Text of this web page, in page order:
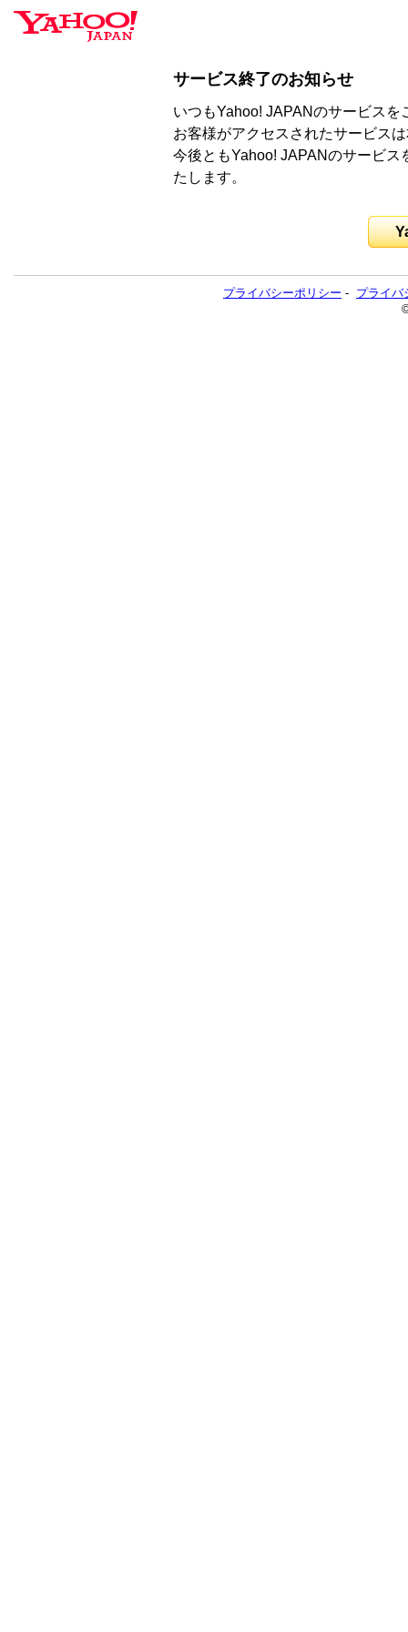
サービス終了のお知らせ
いつもYahoo! JAPANのサービス
お客様がアクセスされたサービス
今後ともYahoo! JAPANのサービ
たします。
プライバシーポリシー - プライバ